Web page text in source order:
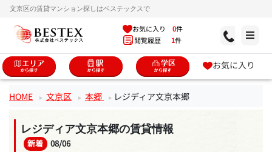
文京区の賃貸マンション探しはベステックスで
お気に入り 0件
閲覧履歴 1件
お気に入り
HOME 文京区 本郷 レジディア文京本郷
レジディア文京本郷の賃貸情報
新着 08/06